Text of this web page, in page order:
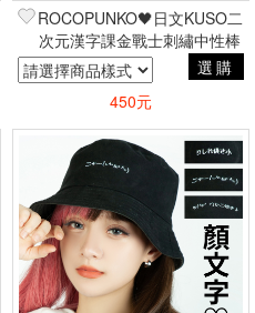
ROCOPUNKO🖤日文KUSO二
次元漢字課金戰士刺繡中性棒
球帽 吉兒原創原宿街頭嘻哈
選購
450元